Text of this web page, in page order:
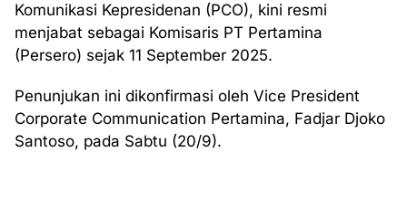
Komunikasi Kepresidenan (PCO), kini resmi
menjabat sebagai Komisaris PT Pertamina
(Persero) sejak 11 September 2025.
Penunjukan ini dikonfirmasi oleh Vice President
Corporate Communication Pertamina, Fadjar Djoko
Santoso, pada Sabtu (20/9).